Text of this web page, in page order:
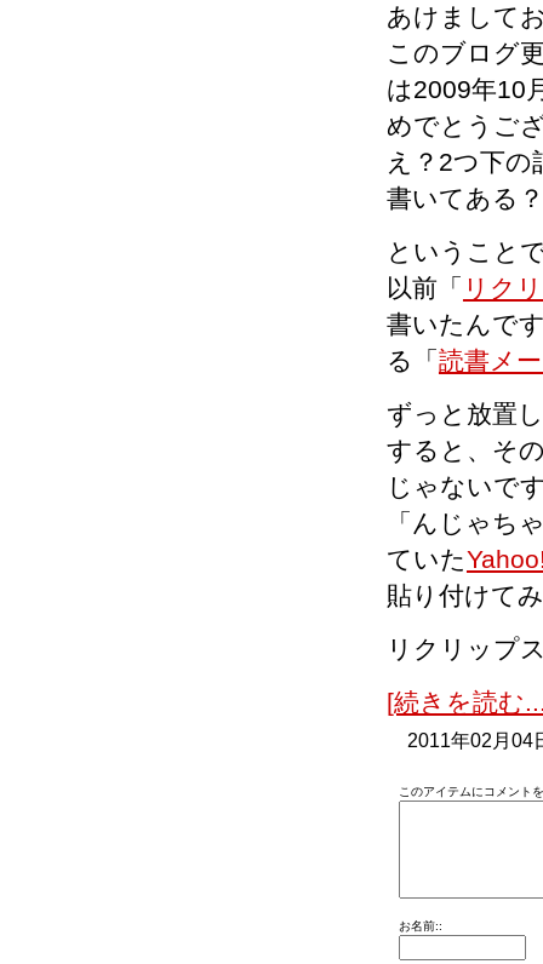
あけまして
このブログ
は2009年10
めでとうご
え？2つ下
書いてある
ということ
以前「 リク
書いたんで
る「 読書メ
ずっと放置
すると、そ
じゃないで
「んじゃち
ていた
貼り付けて
リクリップ
[続きを読む
2011年02月
このアイテムにコメント
お名前::